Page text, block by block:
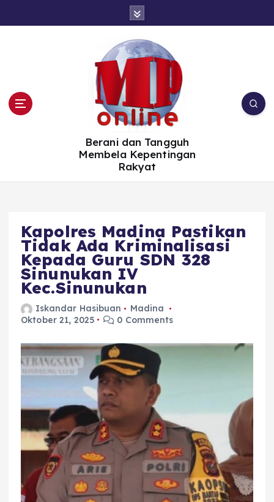
Berani dan Tangguh
Membela Kepentingan
Rakyat
Kapolres Madina Pastikan
Tidak Ada Kriminalisasi
Kepada Guru SDN 328
Sinunukan IV
Kec.Sinunukan
Iskandar Hasibuan
Madina
Oktober 21, 2025
0 Comments